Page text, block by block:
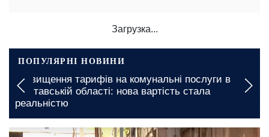
Загрузка...
ПОПУЛЯРНІ НОВИНИ
Підвищення тарифів на комунальні послуги в
Полтавській області: нова вартість стала
реальністю
12 травня, 21:00